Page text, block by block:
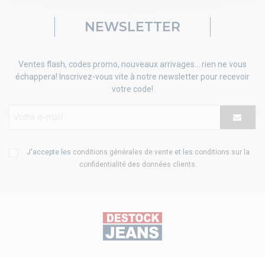
NEWSLETTER
Ventes flash, codes promo, nouveaux arrivages... rien ne vous
échappera! Inscrivez-vous vite à notre newsletter pour recevoir
votre code!
J'accepte les conditions générales de vente et les conditions sur la
confidentialité des données clients